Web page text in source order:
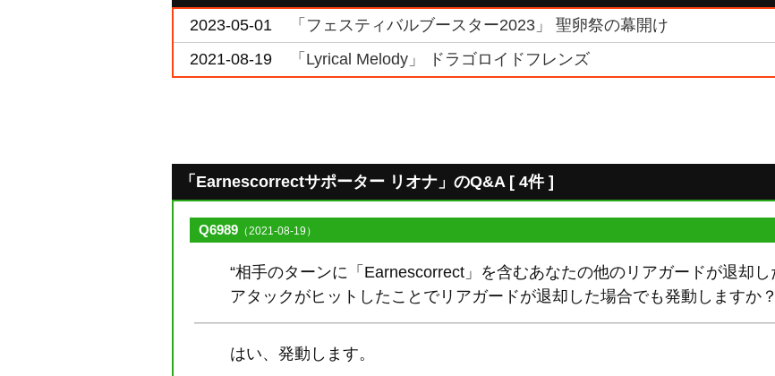
2023-05-01
「フェスティバルブースター2023」 聖卵祭の幕開け
2021-08-19
「Lyrical Melody」 ドラゴロイドフレンズ
「Earnescorrectサポーター リオナ」のQ&A [ 4件 ]
Q6989 （2021-08-19）
“相手のターンに「Earnescorrect」を含むあなたの他のリアガードが退却し
アタックがヒットしたことでリアガードが退却した場合でも発動しますか？
はい、発動します。